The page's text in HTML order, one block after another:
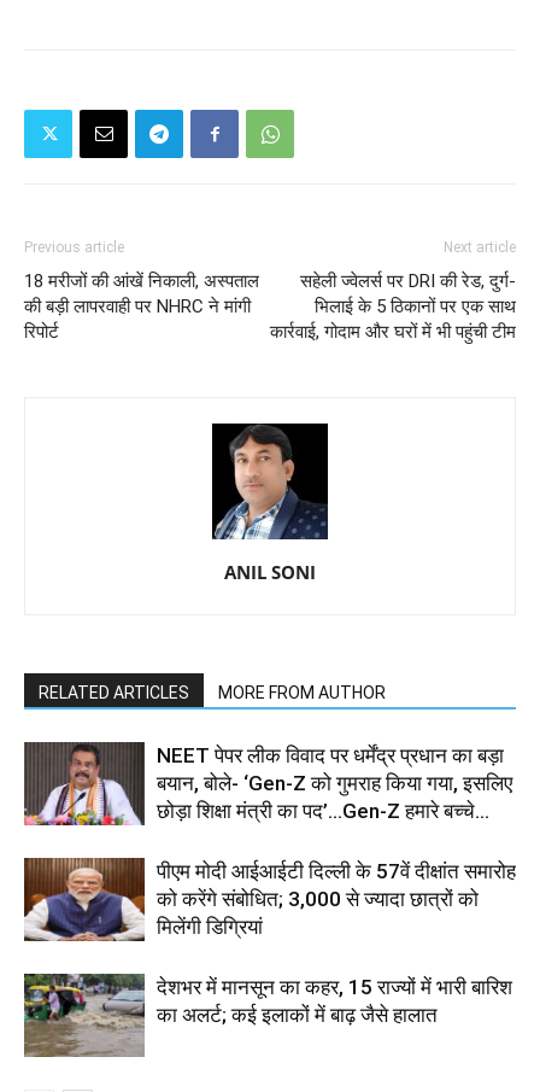
Previous article
18 मरीजों की आंखें निकाली, अस्पताल
की बड़ी लापरवाही पर NHRC ने मांगी
रिपोर्ट
Next article
सहेली ज्वेलर्स पर DRI की रेड, दुर्ग-
भिलाई के 5 ठिकानों पर एक साथ
कार्रवाई, गोदाम और घरों में भी पहुंची टीम
ANIL SONI
RELATED ARTICLES MORE FROM AUTHOR
NEET पेपर लीक विवाद पर धर्मेंद्र प्रधान का बड़ा
बयान, बोले- ‘Gen-Z को गुमराह किया गया, इसलिए
छोड़ा शिक्षा मंत्री का पद’...Gen-Z हमारे बच्चे...
पीएम मोदी आईआईटी दिल्ली के 57वें दीक्षांत समारोह
को करेंगे संबोधित; 3,000 से ज्यादा छात्रों को
मिलेंगी डिग्रियां
देशभर में मानसून का कहर, 15 राज्यों में भारी बारिश
का अलर्ट; कई इलाकों में बाढ़ जैसे हालात